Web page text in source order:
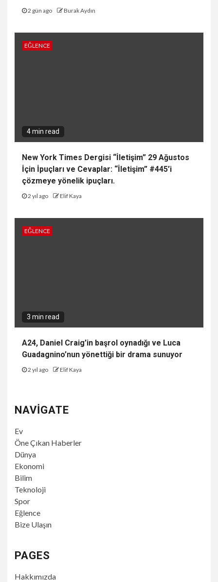
2 gün ago Burak Aydın
EĞLENCE
4 min read
New York Times Dergisi “İletişim” 29 Ağustos
İçin İpuçları ve Cevaplar: “İletişim” #445’i
çözmeye yönelik ipuçları.
2 yıl ago Elif Kaya
EĞLENCE
3 min read
A24, Daniel Craig’in başrol oynadığı ve Luca
Guadagnino’nun yönettiği bir drama sunuyor
2 yıl ago Elif Kaya
NAVIGATE
Ev
Öne Çıkan Haberler
Dünya
Ekonomi
Bilim
Teknoloji
Spor
Eğlence
Bize Ulaşın
PAGES
Hakkımızda